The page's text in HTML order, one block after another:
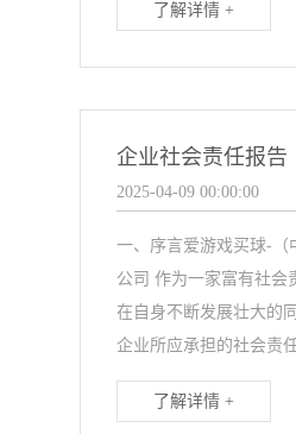
了解详情 +
2025-04-09 00:00:00
一、序言爱游戏买球-（
公司 作为一家富有社会
在自身不断发展壮大的
企业所应承担的社会责
了解详情 +